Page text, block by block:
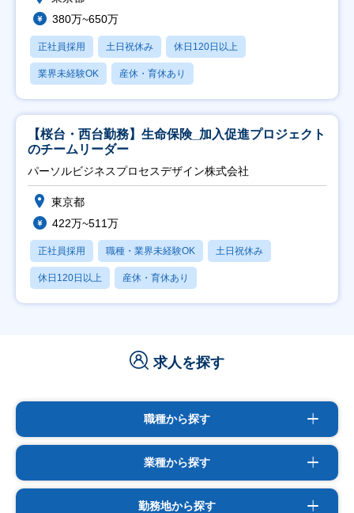
380万~650万
正社員採用 土日祝休み 休日120日以上
業界未経験OK 産休・育休あり
【桜台・西台勤務】生命保険_加入促進プロジェクト
のチームリーダー
パーソルビジネスプロセスデザイン株式会社
東京都
422万~511万
正社員採用 職種・業界未経験OK 土日祝休み
休日120日以上 産休・育休あり
求人を探す
職種から探す
業種から探す
勤務地から探す